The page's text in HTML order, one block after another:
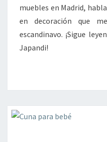
muebles en Madrid,
en decoración que
escandinavo. ¡Sigue
Japandi!